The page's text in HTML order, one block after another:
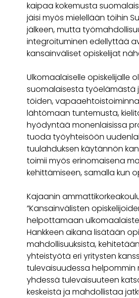
kaipaa kokemusta
jäisi myös mielellään töihin
jälkeen, mutta
integroituminen edellyttää
kansainväliset opiskelijat
Ulkomaalaiselle opiskelijalle
suomalaisesta työelämästä
töiden,
lähtömaan tuntemusta,
hyödyntää monenlaisissa
tuoda työyhteisöön
tuulahduksen käytännön
toimii myös erinomaisena
kehittämiseen, samalla kun
Kajaanin
”Kansainvälisten
helpottamaan
Hankkeen aikana lisätään
mahdollisuuksista,
yhteistyötä eri yritysten
tulevaisuudessa helpommin
yhdessä tulevaisuuteen
keskeistä ja mahdollistaa